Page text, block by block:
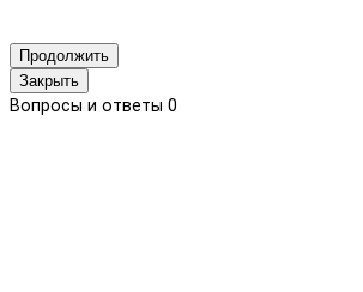
Продолжить
Закрыть
Вопросы и ответы 0